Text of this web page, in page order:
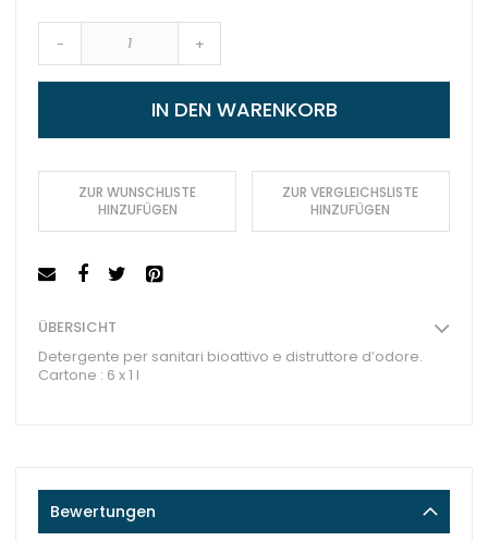
- +
IN DEN WARENKORB
ZUR WUNSCHLISTE
HINZUFÜGEN
ZUR VERGLEICHSLISTE
HINZUFÜGEN
ÜBERSICHT
Detergente per sanitari bioattivo e distruttore d’odore.
Cartone : 6 x 1 l
Bewertungen